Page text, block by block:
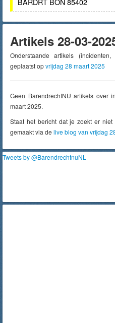
Artikels 28-03-
Onderstaande artikels
geplaatst opvrijdag 28 maart 2025
Geen BarendrechtNU artikels over
maart 2025.
Staat het bericht dat je zoekt er
gemaakt via de live blog van vrijdag
Tweets by @BarendrechtnuNL